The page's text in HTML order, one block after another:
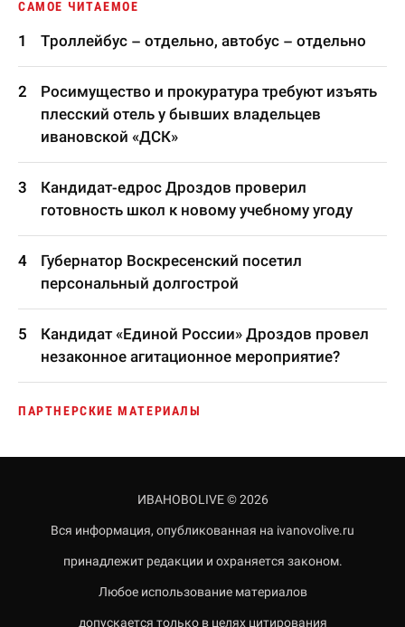
САМОЕ ЧИТАЕМОЕ
Троллейбус – отдельно, автобус – отдельно
Росимущество и прокуратура требуют изъять
плесский отель у бывших владельцев
ивановской «ДСК»
Кандидат-едрос Дроздов проверил
готовность школ к новому учебному угоду
Губернатор Воскресенский посетил
персональный долгострой
Кандидат «Единой России» Дроздов провел
незаконное агитационное мероприятие?
ПАРТНЕРСКИЕ МАТЕРИАЛЫ
ИВАНОВОLIVE © 2026
Вся информация, опубликованная на ivanovolive.ru
принадлежит редакции и охраняется законом.
Любое использование материалов
допускается только в целях цитирования